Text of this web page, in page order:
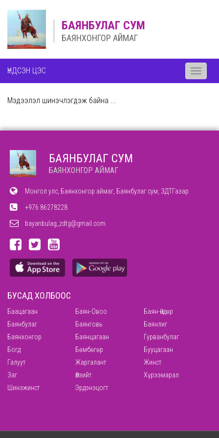
БАЯНБУЛАГ СУМ
БАЯНХОНГОР АЙМАГ
ҮНДСЭН ЦЭС
Toggle
Мэдээлэл шинэчлэгдэж байна ...
БАЯНБУЛАГ СУМ
БАЯНХОНГОР АЙМАГ
Монгол улс, Баянхонгор аймаг, Баянбулаг сум, ЗДТГазар
+976 86278228
bayanbulag_zdtg@gmail.com
БУСАД ХОЛБООС
Баацагаан Баян-Овоо
Баян-Өндөр
Баянбулаг
Баянговь
Баянлиг
Баянхонгор
Баянцагаан
Гурванбулаг
Богд
Бөмбөгөр
Бууцагаан
Галуут
Жаргалант
Жинст
Заг
Өлзийт
Хүрээмарал
Шинэжинст
Эрдэнэцогт